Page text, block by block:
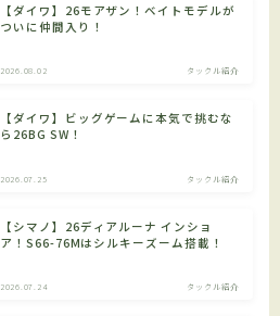
【ダイワ】26モアザン！ベイトモデルが
ついに仲間入り！
2026.08.02 タックル紹介
【ダイワ】ビッグゲームに本気で挑むな
ら26BG SW！
2026.07.25 タックル紹介
【シマノ】26ディアルーナ インショ
ア！S66-76Mはシルキーズーム搭載！
2026.07.24 タックル紹介